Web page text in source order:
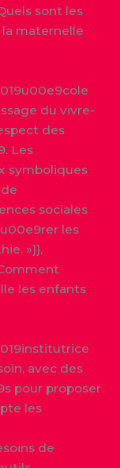
sont les
maternelle
du vivre-
des
Les
symboliques
sociales
les
»}},
les enfants
avec des
pour proposer
les
de